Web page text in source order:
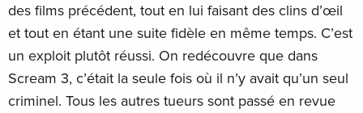
des films précédent, tout en lui faisant des clins d’œil
et tout en étant une suite fidèle en même temps. C’est
un exploit plutôt réussi. On redécouvre que dans
Scream 3, c’était la seule fois où il n’y avait qu’un seul
criminel. Tous les autres tueurs sont passé en revue